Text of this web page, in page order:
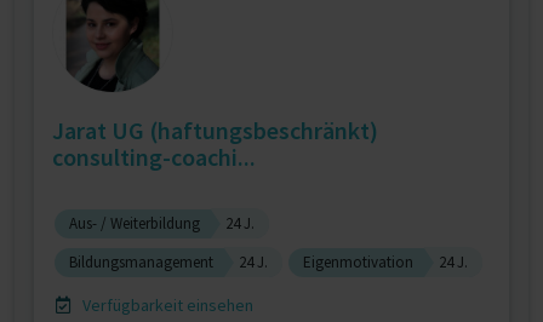
Jarat UG (haftungsbeschränkt)
consulting-coachi...
Aus- / Weiterbildung
24 J.
Bildungsmanagement
24 J. Eigenmotivation 24 J.
Verfügbarkeit einsehen